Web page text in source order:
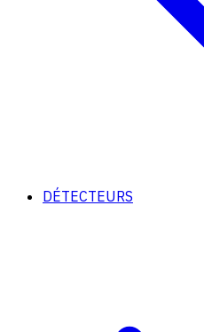
DÉTECTEURS